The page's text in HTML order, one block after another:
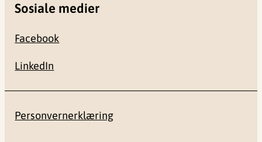
Sosiale medier
Facebook
LinkedIn
Personvernerklæring